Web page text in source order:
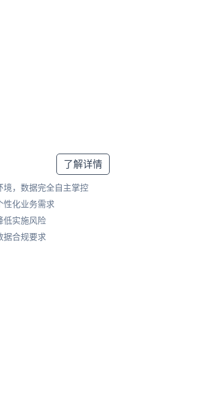
了解详情
境，数据完全自主掌控
性化业务需求
低实施风险
据合规要求